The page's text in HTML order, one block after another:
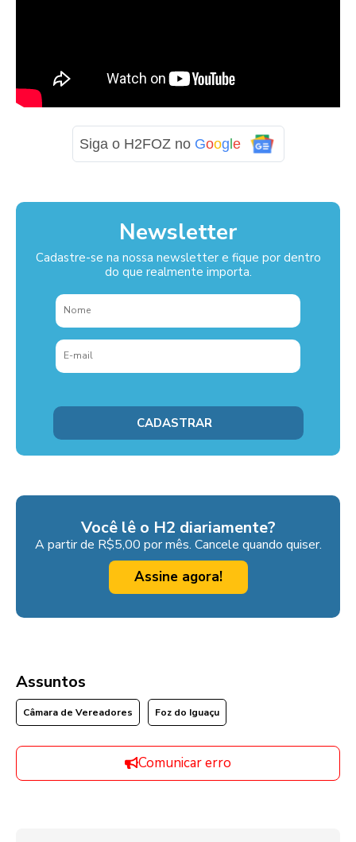
Siga o H2FOZ no Goog e
Newsletter
Cadastre-se na nossa newsletter e fique por dentro
do que realmente importa.
Você lê o H2 diariamente?
A partir de R$5,00 por mês. Cancele quando quiser.
Assine agora!
Assuntos
Câmara de Vereadores Foz do Iguaçu
Comunicar erro